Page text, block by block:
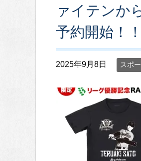
ァイテンか
予約開始！！
2025年9月8日 スポ